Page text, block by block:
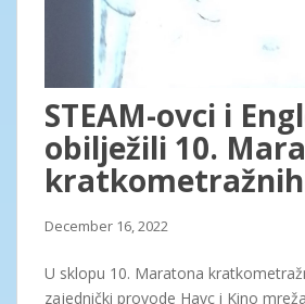
STEAM-ovci i
obilježili 10.
December 16, 2022
U sklopu 10. Maratona
zajednički provode Havc i Kino